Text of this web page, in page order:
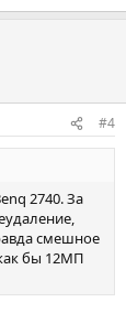
#4
2740. За
смешное
бы 12МП